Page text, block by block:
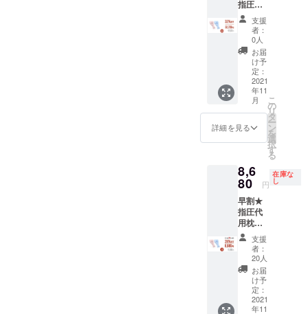
いま
す。ご
了承く
ださ
い。
により
遅れる
可能性
もござ
いま
す。 ※
送料込
の価格
となり
ます。
※商品の
仕様、
ては一
部変更
になる
可能性
もござ
いま
す。ご
了承く
ださ
い。
指圧代
用枕
「LOBS
TER」4
セット
【1セッ
トの内
容】 ・
指圧代
用枕 x1
・収納
袋 x1 ・
日本語
取扱説
※お届け
時期
は、生
産、配
送状況
により
遅れる
可能性
もござ
いま
す。 ※
送料込
の価格
支援
者：
0人
お届
け予
定：
2021
年11
月
詳細を見る
こ
の
リ
タ
ー
ン
を
選
択
す
る
8,6
80 円
在庫な
し
早割★
指圧代
用枕
「LOBS
TER」1
セット
【1セッ
トの内
容】 ・
指圧代
用枕 x1
支援
者：
20人
お届
け予
定：
2021
年11